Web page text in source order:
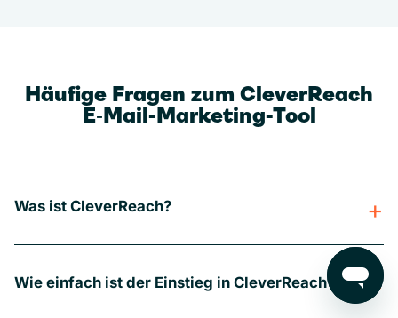
Häufige Fragen zum CleverReach
E‑Mail-Marketing-Tool
Was ist CleverReach?
Wie einfach ist der Einstieg in CleverReach?